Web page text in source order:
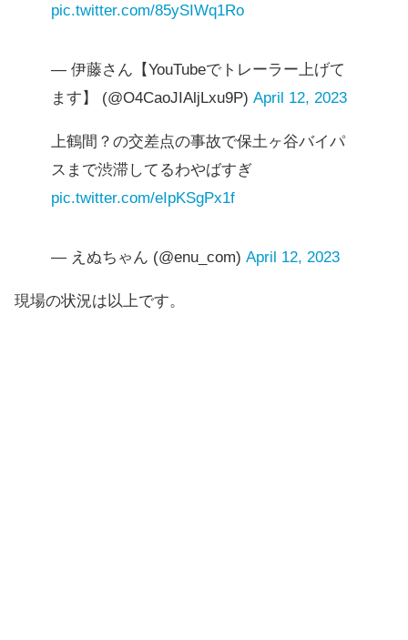
pic.twitter.com/85ySIWq1Ro
— 伊藤さん【YouTubeでトレーラー上げて
ます】 (@O4CaoJIAljLxu9P) April 12, 2023
上鶴間？の交差点の事故で保土ヶ谷バイパ
スまで渋滞してるわやばすぎ
pic.twitter.com/eIpKSgPx1f
— えぬちゃん (@enu_com) April 12, 2023
現場の状況は以上です。